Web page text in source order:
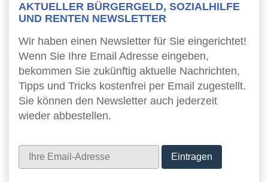
AKTUELLER BÜRGERGELD, SOZIALHILFE
UND RENTEN NEWSLETTER
Wir haben einen Newsletter für Sie eingerichtet!
Wenn Sie Ihre Email Adresse eingeben,
bekommen Sie zukünftig aktuelle Nachrichten,
Tipps und Tricks kostenfrei per Email zugestellt.
Sie können den Newsletter auch jederzeit
wieder abbestellen.